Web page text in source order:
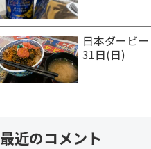
日本ダービ
31日(日)
最近のコメント